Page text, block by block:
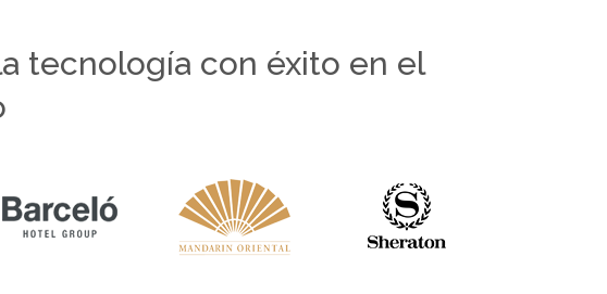
tecnología con éxito en el